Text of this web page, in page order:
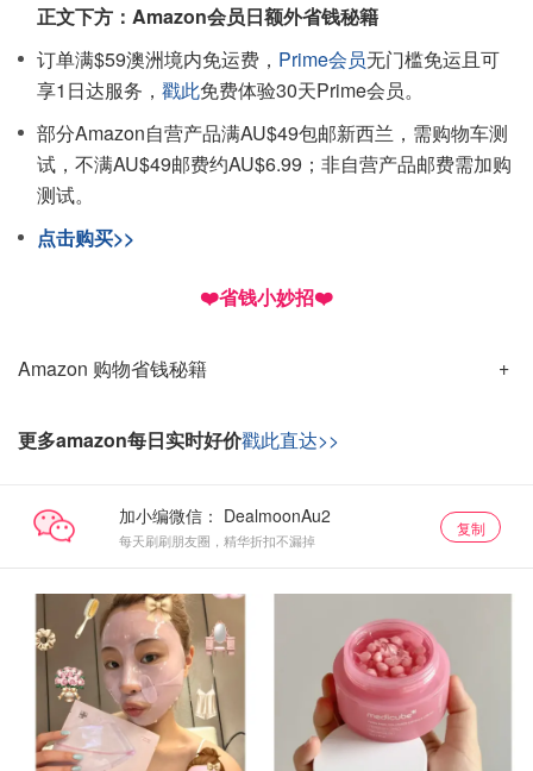
正文下方：Amazon会员日额外省钱秘籍
订单满$59澳洲境内免运费， Prime会员无门槛免运且可
享1日达服务， 戳此免费体验30天Prime会员。
部分Amazon自营产品满AU$49包邮新西兰，需购物车测
试，不满AU$49邮费约AU$6.99；非自营产品邮费需加购
测试。
点击购买>>
❤️省钱小妙招❤️
Amazon 购物省钱秘籍
更多amazon每日实时好价戳此直达>>
加小编微信：
每天刷刷朋友圈，精华折扣不漏掉
复制